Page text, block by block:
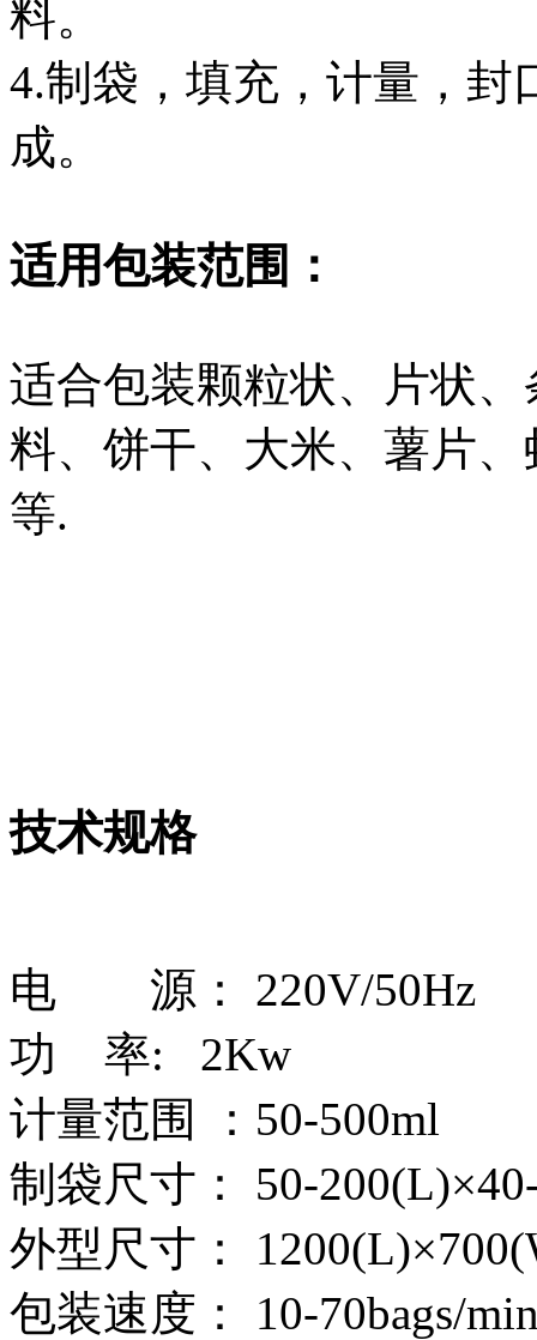
料。
4.制袋，填充，计量，封
成。
适用包装范围：
适合包装颗粒状、片状
料、饼干、大米、薯片
等.
技术规格
电 源： 220V/50Hz
功 率: 2Kw
计量范围 ：50-500ml
制袋尺寸： 50-
外型尺寸：
包装速度： 10-70bags/